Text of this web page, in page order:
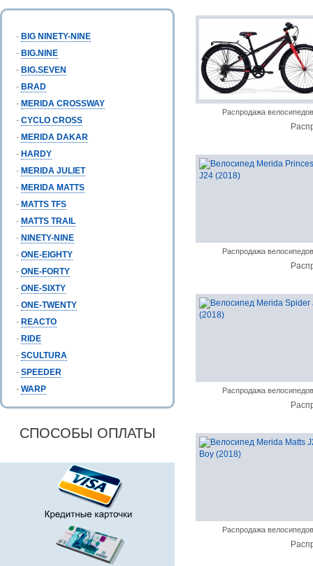
- BIG NINETY-NINE
- BIG.NINE
- BIG.SEVEN
- BRAD
- MERIDA CROSSWAY
- CYCLO CROSS
- MERIDA DAKAR
- HARDY
- MERIDA JULIET
- MERIDA MATTS
- MATTS TFS
- MATTS TRAIL
- NINETY-NINE
- ONE-EIGHTY
- ONE-FORTY
- ONE-SIXTY
- ONE-TWENTY
- REACTO
- RIDE
- SCULTURA
- SPEEDER
- WARP
СПОСОБЫ ОПЛАТЫ
Распродажа велосипедов
Распродажа велосипедов
Распродажа велосипедов
Распродажа велосипедов